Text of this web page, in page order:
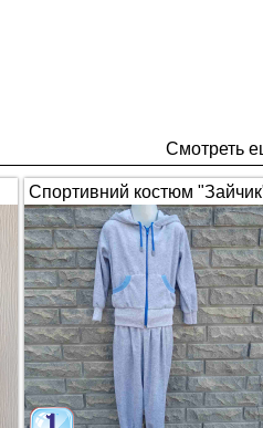
Смотреть
Спортивний костюм
з вушками, сірий з синім
(арт.326)